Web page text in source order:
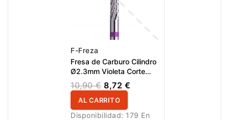
F-Freza
Fresa de Carburo Cilindro
Ø2.3mm Violeta Corte
Cruzado LT 14.0mm
10,90 € 8,72 €
AL CARRITO
Disponibilidad: 179 En